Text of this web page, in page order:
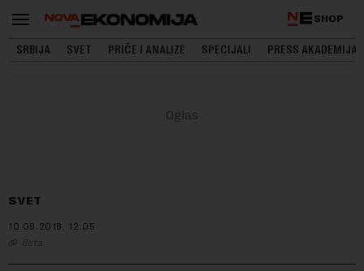
SHOP
SRBIJA SVET PRIČE I ANALIZE SPECIJALI PRESS AKADEMIJA
SVET
10.09.2018. 12:05
Beta